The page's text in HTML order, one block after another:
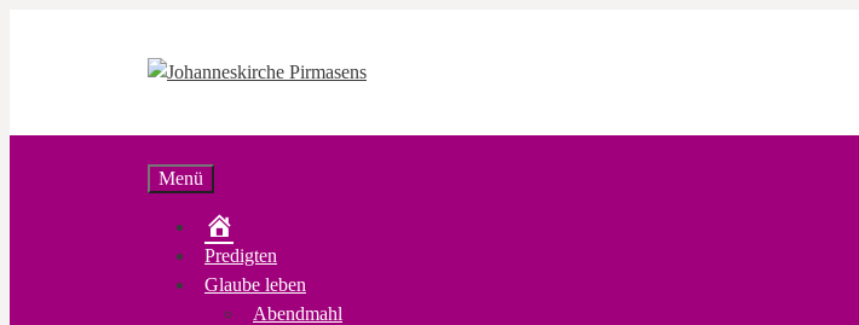
Menü
Predigten
Glaube leben
Abendmahl